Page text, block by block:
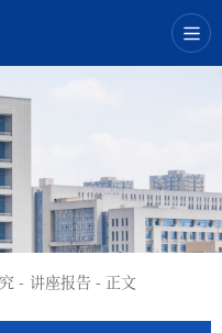
- 讲座报告 - 正文